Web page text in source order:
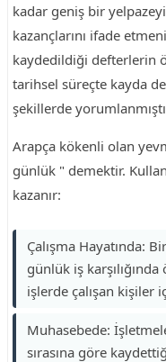
kadar geniş bir
kazançlarını ifade
kaydedildiği defterlerin
tarihsel süreçte kayda
şekillerde
Arapça kökenli olan
günlük " demektir.
kazanır:
Çalışma Hayatında:
günlük iş
işlerde çalışan kişiler
Muhasebede:
sırasına göre